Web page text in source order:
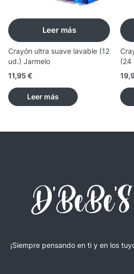
Leer más
Crayón ultra suave lavable (12
ud.) Jarmelo
11,95 €
Leer más
(24
¡Siempre pensando en ti y en los